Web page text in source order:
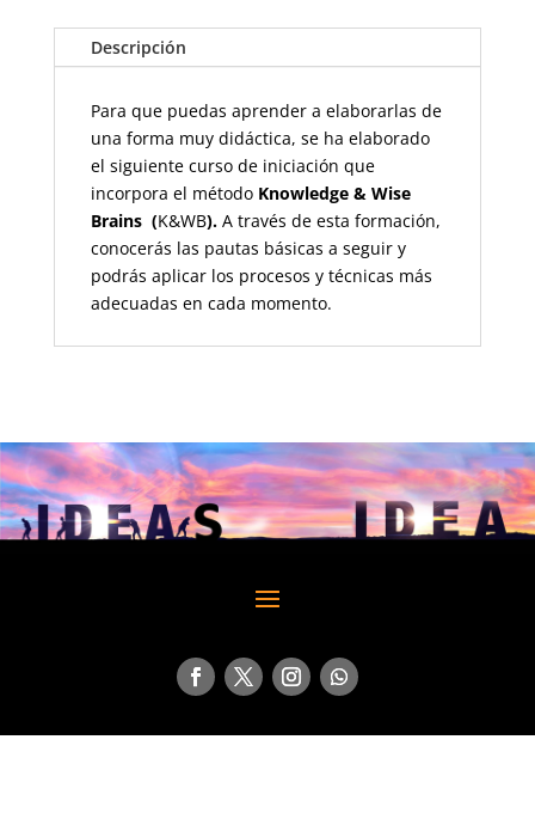
Descripción
Para que puedas aprender a elaborarlas de
una forma muy didáctica, se ha elaborado
el siguiente curso de iniciación que
incorpora el método Knowledge & Wise
Brains (K&WB). A través de esta formación,
conocerás las pautas básicas a seguir y
podrás aplicar los procesos y técnicas más
adecuadas en cada momento.